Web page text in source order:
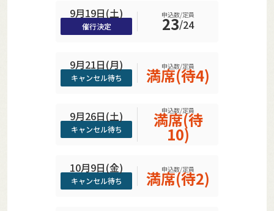
9月19日(土)
催行決定
申込数/定員
23/24
9月21日(月)
キャンセル待ち
申込数/定員
満席(待4)
9月26日(土)
キャンセル待ち
申込数/定員
満席(待
10)
10月9日(金)
キャンセル待ち
申込数/定員
満席(待2)